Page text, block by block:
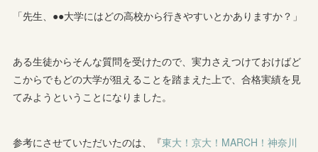
「先生、●●大学にはどの高校から行きやすいとかありますか？」
ある生徒からそんな質問を受けたので、実力さえつけておけばど
こからでもどの大学が狙えることを踏まえた上で、合格実績を見
てみようということになりました。
参考にさせていただいたのは、『東大！京大！MARCH！神奈川